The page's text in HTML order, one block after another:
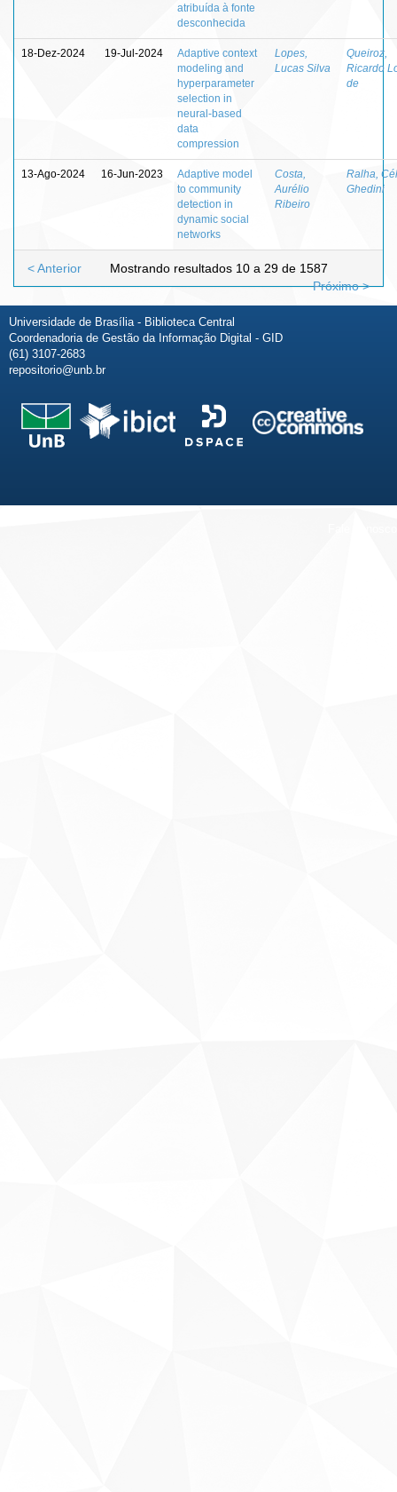
atribuída à fonte
desconhecida
18-Dez-2024 19-Jul-2024
Adaptive context
modeling and
hyperparameter
selection in
neural-based
data
compression
Lopes,
Lucas Silva
Queiroz,
Ricardo
de
13-Ago-2024 16-Jun-2023
Adaptive model
to community
detection in
dynamic social
networks
Costa,
Aurélio
Ribeiro
Ralha,
Ghedini
Mostrando resultados 10 a 29 de 1587
< Anterior
Próximo >
Universidade de Brasília - Biblioteca Central
Coordenadoria de Gestão da Informação Digital - GID
(61) 3107-2683
repositorio@unb.br